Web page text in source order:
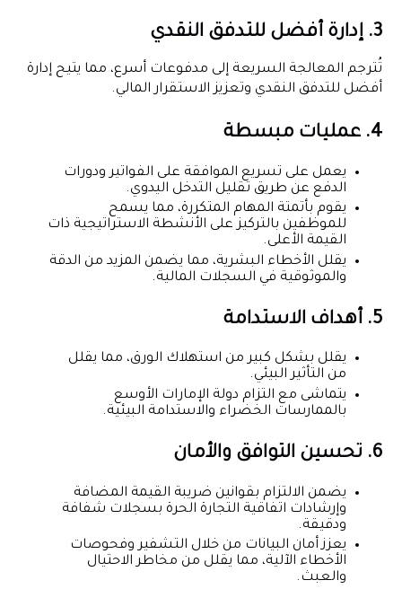
3. إدارة أفضل للتدفق النقدي
تُترجم المعالجة السريعة إلى مدفوعات أسرع، مما يتيح إدارة
أفضل للتدفق النقدي وتعزيز الاستقرار المالي.
4. عمليات مبسطة
يعمل على تسريع الموافقة على الفواتير ودورات
الدفع عن طريق تقليل التدخل اليدوي.
يقوم بأتمتة المهام المتكررة، مما يسمح
للموظفين بالتركيز على الأنشطة الاستراتيجية ذات
القيمة الأعلى.
يقلل الأخطاء البشرية، مما يضمن المزيد من الدقة
والموثوقية في السجلات المالية.
5. أهداف الاستدامة
يقلل بشكل كبير من استهلاك الورق، مما يقلل
من التأثير البيئي.
يتماشى مع التزام دولة الإمارات الأوسع
بالممارسات الخضراء والاستدامة البيئية.
6. تحسين التوافق والأمان
يضمن الالتزام بقوانين ضريبة القيمة المضافة
وإرشادات اتفاقية التجارة الحرة بسجلات شفافة
ودقيقة.
يعزز أمان البيانات من خلال التشفير وفحوصات
الأخطاء الآلية، مما يقلل من مخاطر الاحتيال
والعبث.